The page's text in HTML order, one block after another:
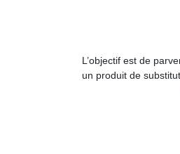
L’objectif est de
un produit de